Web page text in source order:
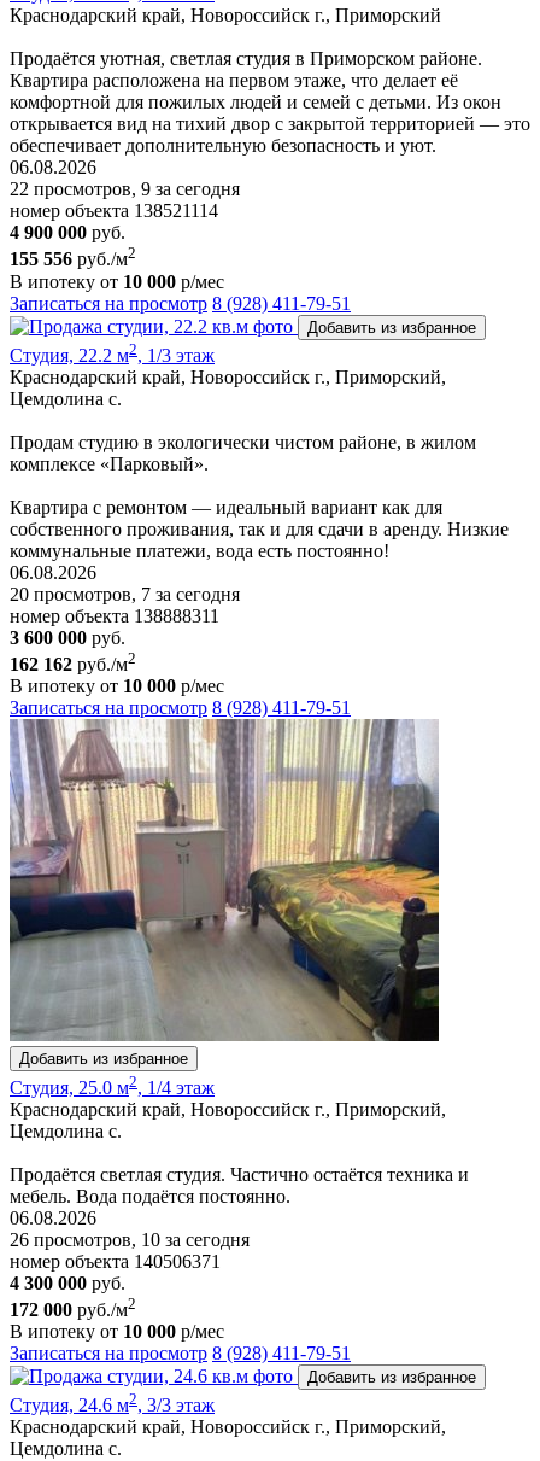
Краснодарский край, Новороссийск г., Приморский
Продаётся уютная, светлая студия в Приморском районе.
Квартира расположена на первом этаже, что делает её
комфортной для пожилых людей и семей с детьми. Из окон
открывается вид на тихий двор с закрытой территорией — это
обеспечивает дополнительную безопасность и уют.
06.08.2026
22 просмотров, 9 за сегодня
номер объекта 138521114
4 900 000 руб.
155 556 руб./м2
В ипотеку от 10 000 р/мес
Записаться на просмотр 8 (928) 411-79-51
Добавить из избранное
Студия, 22.2 м2, 1/3 этаж
Краснодарский край, Новороссийск г., Приморский,
Цемдолина с.
Продам студию в экологически чистом районе, в жилом
комплексе «Парковый».
Квартира с ремонтом — идеальный вариант как для
собственного проживания, так и для сдачи в аренду. Низкие
коммунальные платежи, вода есть постоянно!
06.08.2026
20 просмотров, 7 за сегодня
номер объекта 138888311
3 600 000 руб.
162 162 руб./м2
В ипотеку от 10 000 р/мес
Записаться на просмотр 8 (928) 411-79-51
Добавить из избранное
Студия, 25.0 м2, 1/4 этаж
Краснодарский край, Новороссийск г., Приморский,
Цемдолина с.
Продаётся светлая студия. Частично остаётся техника и
мебель. Вода подаётся постоянно.
06.08.2026
26 просмотров, 10 за сегодня
номер объекта 140506371
4 300 000 руб.
172 000 руб./м2
В ипотеку от 10 000 р/мес
Записаться на просмотр 8 (928) 411-79-51
Добавить из избранное
Студия, 24.6 м2, 3/3 этаж
Краснодарский край, Новороссийск г., Приморский,
Цемдолина с.